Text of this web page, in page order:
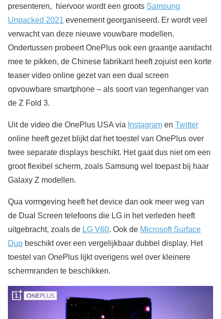
presenteren, hiervoor wordt een groots Samsung
Unpacked 2021 evenement georganiseerd. Er wordt veel
verwacht van deze nieuwe vouwbare modellen.
Ondertussen probeert OnePlus ook een graantje aandacht
mee te pikken, de Chinese fabrikant heeft zojuist een korte
teaser video online gezet van een dual screen
opvouwbare smartphone – als soort van tegenhanger van
de Z Fold 3.
Uit de video die OnePlus USA via Instagram en Twitter
online heeft gezet blijkt dat het toestel van OnePlus over
twee separate displays beschikt. Het gaat dus niet om een
groot flexibel scherm, zoals Samsung wel toepast bij haar
Galaxy Z modellen.
Qua vormgeving heeft het device dan ook meer weg van
de Dual Screen telefoons die LG in het verleden heeft
uitgebracht, zoals de LG V60. Ook de Microsoft Surface
Duo beschikt over een vergelijkbaar dubbel display. Het
toestel van OnePlus lijkt overigens wel over kleinere
schermranden te beschikken.